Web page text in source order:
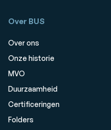
Over BUS
Over ons
Onze historie
MVO
Duurzaamheid
Certificeringen
Folders